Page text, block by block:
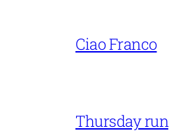
Ciao Franco
Thursday run